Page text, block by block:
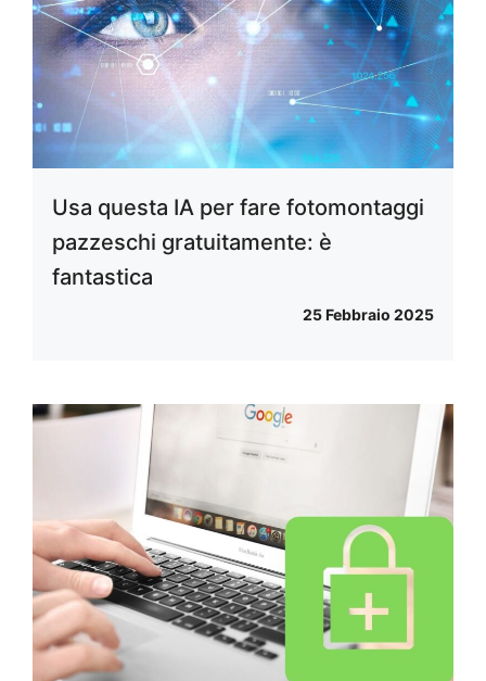
Usa questa IA per fare fotomontaggi
pazzeschi gratuitamente: è
fantastica
25 Febbraio 2025